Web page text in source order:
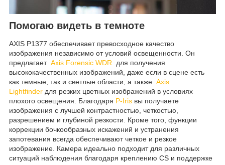
Помогаю видеть в темноте
AXIS P1377 обеспечивает превосходное качество
изображения независимо от условий освещенности. Он
предлагает Axis Forensic WDR для получения
высококачественных изображений, даже если в сцене есть
как темные, так и светлые области, а также Axis
Lightfinder для резких цветных изображений в условиях
плохого освещения. Благодаря P-Iris вы получаете
изображения с лучшей контрастностью, четкостью,
разрешением и глубиной резкости. Кроме того, функции
коррекции бочкообразных искажений и устранения
запотевания всегда обеспечивают четкое и резкое
изображение. Камера идеально подходит для различных
ситуаций наблюдения благодаря креплению CS и поддержке